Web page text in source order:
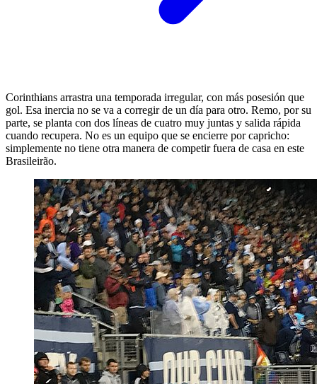
Corinthians arrastra una temporada irregular, con más posesión que
gol. Esa inercia no se va a corregir de un día para otro. Remo, por su
parte, se planta con dos líneas de cuatro muy juntas y salida rápida
cuando recupera. No es un equipo que se encierre por capricho:
simplemente no tiene otra manera de competir fuera de casa en este
Brasileirão.